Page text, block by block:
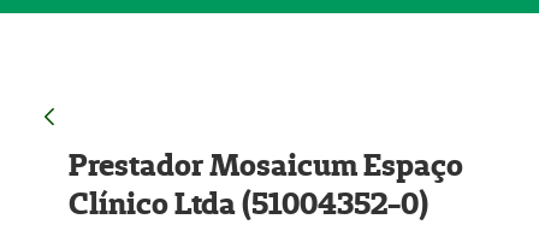
Prestador Mosaicum Espaço
Clínico Ltda (51004352-0)